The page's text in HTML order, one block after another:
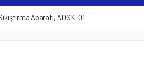
Aparatı, ADSK-01